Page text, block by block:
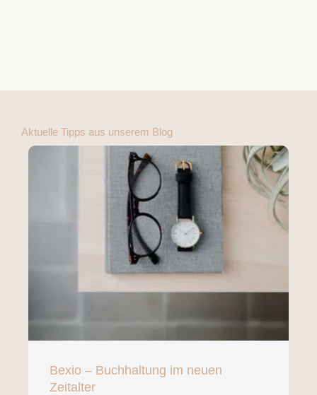
Aktuelle Tipps aus unserem Blog
Bexio – Buchhaltung im neuen
Zeitalter